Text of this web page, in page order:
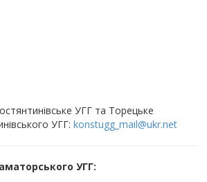
УГГ та Торецьке
УГГ: konstugg_mail@ukr.net
УГГ: